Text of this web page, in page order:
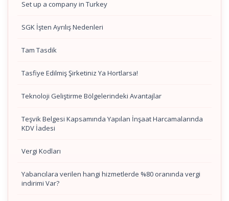
Set up a company in Turkey
SGK İşten Ayrılış Nedenleri
Tam Tasdik
Tasfiye Edilmiş Şirketiniz Ya Hortlarsa!
Teknoloji Geliştirme Bölgelerindeki Avantajlar
Teşvik Belgesi Kapsamında Yapılan İnşaat Harcamalarında
KDV İadesi
Vergi Kodları
Yabancılara verilen hangi hizmetlerde %80 oranında vergi
indirimi Var?